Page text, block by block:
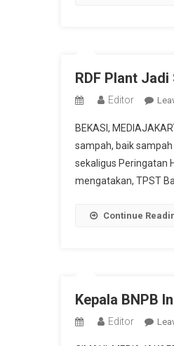
RDF Plant
Editor
BEKASI,
sampah, baik
sekaligus Peringatan
mengatakan, TPST
Continue
Kepala BNPB
Editor